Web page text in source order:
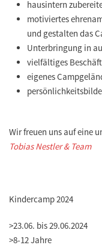
hausintern
motiviertes
und gestalten das
Unterbringung in
vielfältiges
eigenes
Wir freuen uns auf eine
Tobias Nestler & Team
Kindercamp 2024
>23.06. bis 29.06.2024
>8-12 Jahre